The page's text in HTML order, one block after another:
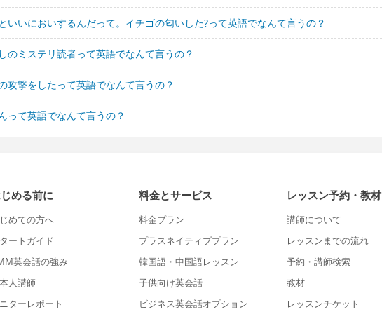
いいにおいするんだって。イチゴの匂いした?って英語でなんて言うの？
のミステリ読者って英語でなんて言うの？
攻撃をしたって英語でなんて言うの？
って英語でなんて言うの？
める前に
めての方へ
ートガイド
英会話の強み
人講師
ターレポート
料金とサービス
料金プラン
プラスネイティブプラン
韓国語・中国語レッスン
子供向け英会話
ビジネス英会話オプション
レッスン予約・教材
講師について
レッスンまでの流れ
予約・講師検索
教材
レッスンチケット